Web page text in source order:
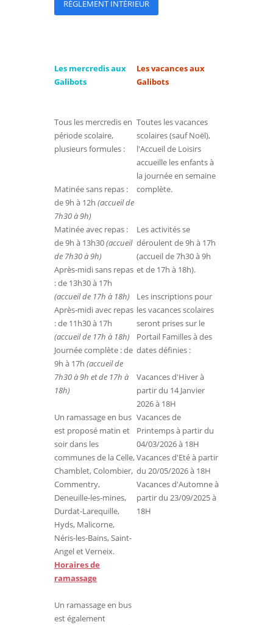
RÈGLEMENT INTÉRIEUR
Les mercredis aux
Galibots
Tous les mercredis en
période scolaire,
plusieurs formules :
Matinée sans repas :
de 9h à 12h (accueil de
7h30 à 9h)
Matinée avec repas :
de 9h à 13h30(accueil
de 7h30 à 9h)
Après-midi sans repas
: de 13h30 à 17h
(accueil de 17h à 18h)
Après-midi avec repas
: de 11h30 à 17h
(accueil de 17h à 18h)
Journée complète : de
9h à 17h (accueil de
7h30 à 9h et de 17h à
18h)
Un ramassage en bus
est proposé matin et
soir dans les
communes de la Celle,
Chamblet, Colombier,
Commentry,
Deneuille-les-mines,
Durdat-Larequille,
Hyds, Malicorne,
Néris-les-Bains, Saint-
Angel et Verneix.
Horaires de
ramassage
Un ramassage en bus
est également
Les vacances aux
Galibots
Toutes les vacances
scolaires (sauf Noël),
l'Accueil de Loisirs
accueille les enfants à
la journée en semaine
complète.
Les activités se
déroulent de 9h à 17h
(accueil de 7h30 à 9h
et de 17h à 18h).
Les inscriptions pour
les vacances scolaires
seront prises sur le
Portail Familles à des
dates définies :
Vacances d'Hiver à
partir du 14 Janvier
2026 à 18H
Vacances de
Printemps à partir du
04/03/2026 à 18H
Vacances d'Eté à partir
du 20/05/2026 à 18H
Vacances d'Automne à
partir du 23/09/2025 à
18H